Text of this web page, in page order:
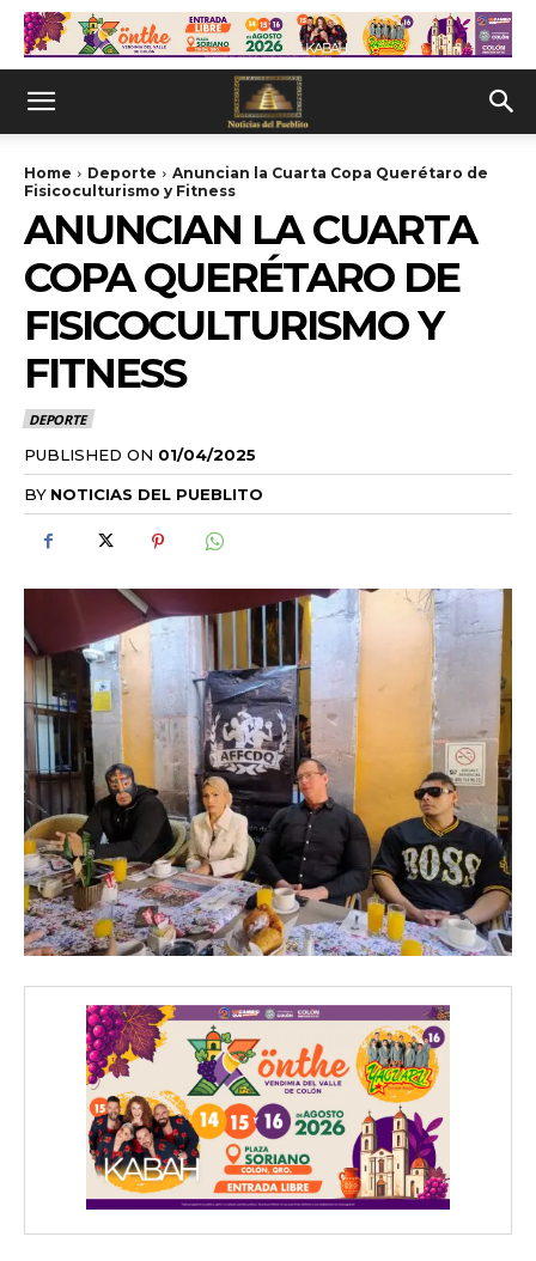
Home Deporte
Anuncian la Cuarta Copa Querétaro de
Fisicoculturismo y Fitness
ANUNCIAN LA CUARTA
COPA QUERÉTARO DE
FISICOCULTURISMO Y
FITNESS
DEPORTE
PUBLISHED ON 01/04/2025
BY NOTICIAS DEL PUEBLITO